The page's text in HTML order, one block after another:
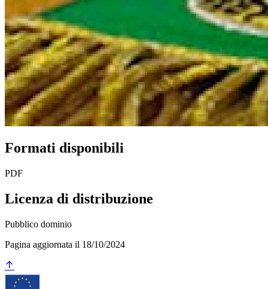
Formati disponibili
PDF
Licenza di distribuzione
Pubblico dominio
Pagina aggiornata il 18/10/2024